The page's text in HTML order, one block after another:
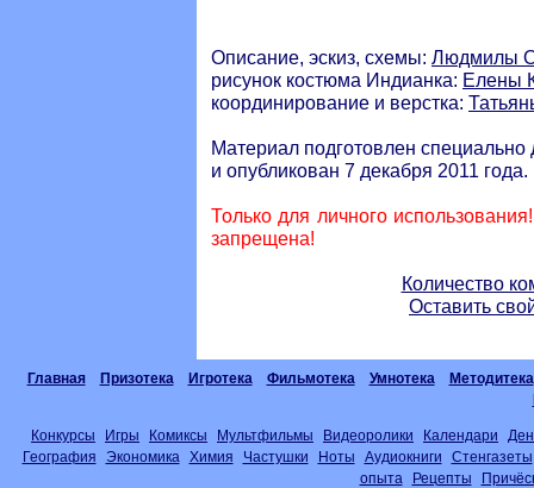
Описание, эскиз, схемы: Людмилы
рисунок костюма Индианка: Елены
координирование и верстка:
Материал подготовлен специально
и опубликован 7 декабря 2011 года.
Только для личного
запрещена!
Количество
Оставить
Главная Призотека Игротека Фильмотека Умнотека
Методитека
Конкурсы Игры Комиксы Мультфильмы Видеоролики Календари
География
Экономика Химия Частушки Ноты Аудиокниги
Стенгазеты
опыта
Рецепты